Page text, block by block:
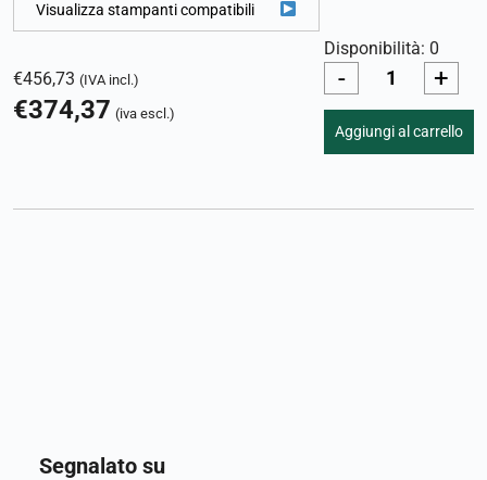
Visualizza stampanti compatibili
€456,73 (IVA incl.)
€374,37 (iva escl.)
Disponibilità: 0
- +
Aggiungi al carrello
Segnalato su